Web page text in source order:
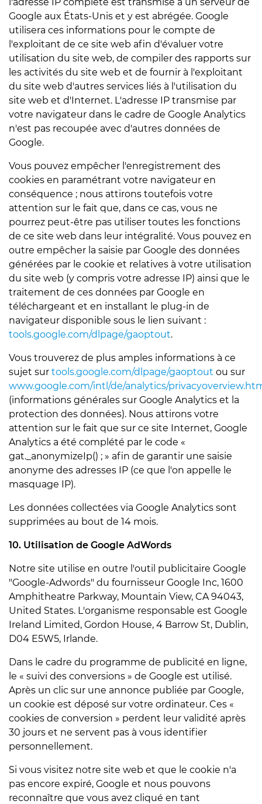
Google aux États-Unis et y est abrégée. Google
utilisera ces informations pour le compte de
l'exploitant de ce site web afin d'évaluer votre
utilisation du site web, de compiler des rapports sur
les activités du site web et de fournir à l'exploitant
du site web d'autres services liés à l'utilisation du
site web et d'Internet. L'adresse IP transmise par
votre navigateur dans le cadre de Google Analytics
n'est pas recoupée avec d'autres données de
Google.
Vous pouvez empêcher l'enregistrement des
cookies en paramétrant votre navigateur en
conséquence ; nous attirons toutefois votre
attention sur le fait que, dans ce cas, vous ne
pourrez peut-être pas utiliser toutes les fonctions
de ce site web dans leur intégralité. Vous pouvez en
outre empêcher la saisie par Google des données
générées par le cookie et relatives à votre utilisation
du site web (y compris votre adresse IP) ainsi que le
traitement de ces données par Google en
téléchargeant et en installant le plug-in de
navigateur disponible sous le lien suivant :
tools.google.com/dlpage/gaoptout.
Vous trouverez de plus amples informations à ce
sujet sur tools.google.com/dlpage/gaoptout ou sur
www.google.com/intl/de/analytics/
(informations générales sur Google Analytics et la
protection des données). Nous attirons votre
attention sur le fait que sur ce site Internet, Google
Analytics a été complété par le code «
gat._anonymizeIp() ; » afin de garantir une saisie
anonyme des adresses IP (ce que l'on appelle le
masquage IP).
Les données collectées via Google Analytics sont
supprimées au bout de 14 mois.
10. Utilisation de Google AdWords
Notre site utilise en outre l'outil publicitaire Google
"Google-Adwords" du fournisseur Google Inc, 1600
Amphitheatre Parkway, Mountain View, CA 94043,
United States. L'organisme responsable est Google
Ireland Limited, Gordon House, 4 Barrow St, Dublin,
D04 E5W5, Irlande.
Dans le cadre du programme de publicité en ligne,
le « suivi des conversions » de Google est utilisé.
Après un clic sur une annonce publiée par Google,
un cookie est déposé sur votre ordinateur. Ces «
cookies de conversion » perdent leur validité après
30 jours et ne servent pas à vous identifier
personnellement.
Si vous visitez notre site web et que le cookie n'a
pas encore expiré, Google et nous pouvons
reconnaître que vous avez cliqué en tant